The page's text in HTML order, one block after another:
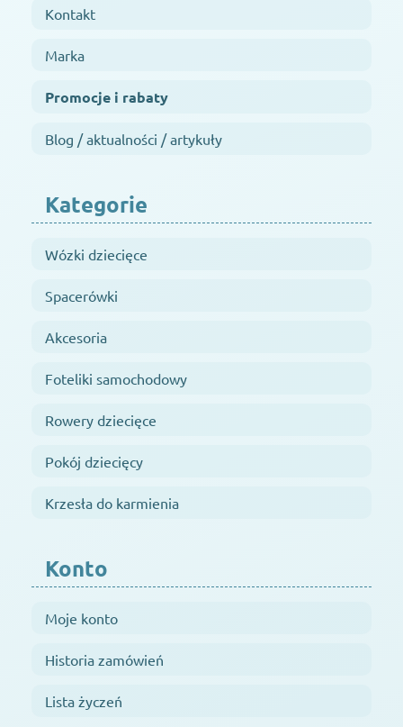
Kontakt
Marka
Promocje i rabaty
Blog / aktualności / artykuły
Kategorie
Wózki dziecięce
Spacerówki
Akcesoria
Foteliki samochodowy
Rowery dziecięce
Pokój dziecięcy
Krzesła do karmienia
Konto
Moje konto
Historia zamówień
Lista życzeń